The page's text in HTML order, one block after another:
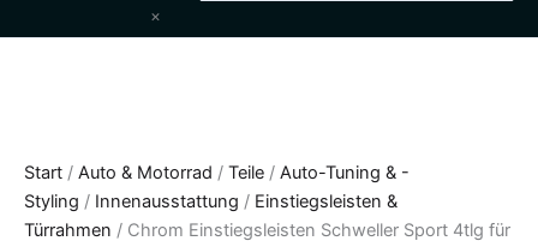
×
Start / Auto & Motorrad / Teile / Auto-Tuning & -
Styling / Innenausstattung / Einstiegsleisten &
Türrahmen / Chrom Einstiegsleisten Schweller Sport 4tlg für
2019
Menge